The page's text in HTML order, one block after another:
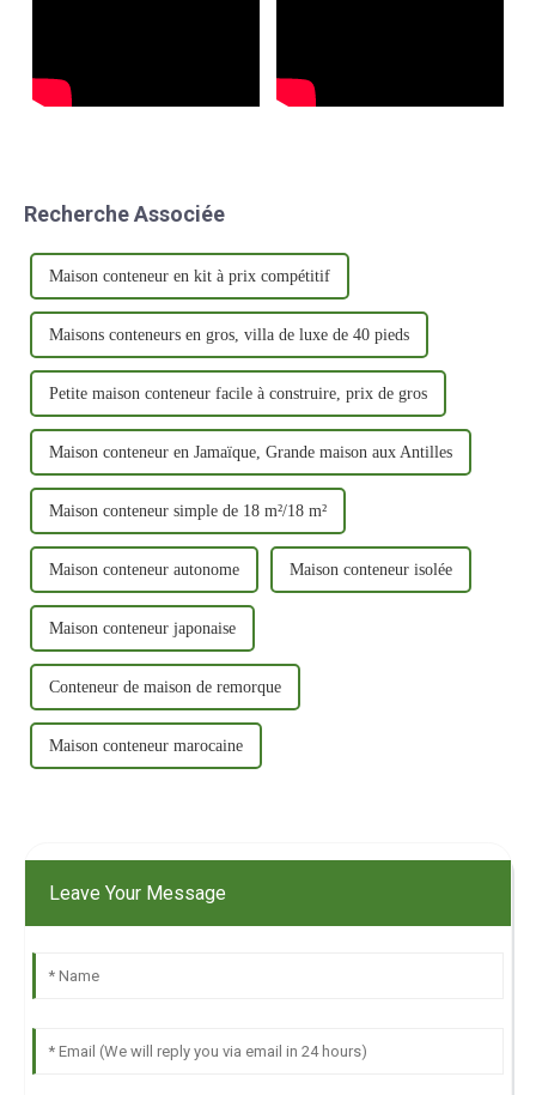
Recherche Associée
Maison conteneur en kit à prix compétitif
Maisons conteneurs en gros, villa de luxe de 40 pieds
Petite maison conteneur facile à construire, prix de gros
Maison conteneur en Jamaïque, Grande maison aux Antilles
Maison conteneur simple de 18 m²/18 m²
Maison conteneur autonome Maison conteneur isolée
Maison conteneur japonaise
Conteneur de maison de remorque
Maison conteneur marocaine
Leave Your Message